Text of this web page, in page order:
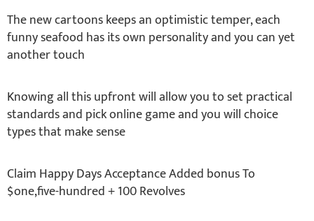
The new cartoons keeps an optimistic temper, each
funny seafood has its own personality and you can yet
another touch
Knowing all this upfront will allow you to set practical
standards and pick online game and you will choice
types that make sense
Claim Happy Days Acceptance Added bonus To
$one,five-hundred + 100 Revolves